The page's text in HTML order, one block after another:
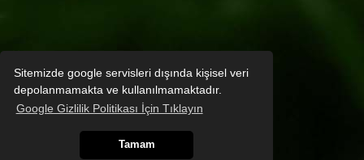
Sitemizde google servisleri dışında kişisel veri
depolanmamakta ve kullanılmamaktadır.
Google Gizlilik Politikası İçin Tıklayın
Tamam